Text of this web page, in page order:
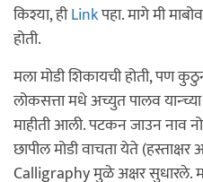
किश्या, हीLinkपहा. मागे मी
होती.
मला मोडी शिकायची होती, पण
लोकसत्ता मधे अच्युत पालव यान्च्या
माहीती आली. पटकन जाउन नाव
छापील मोडी वाचता येते
Calligraphy मुळे अक्षर सुधारले.